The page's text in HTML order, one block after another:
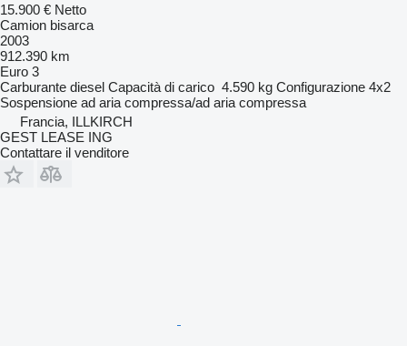
15.900 € Netto
Camion bisarca
2003
912.390 km
Euro 3
Carburante diesel Capacità di carico 4.590 kg Configurazione 4x2
Sospensione ad aria compressa/ad aria compressa
Francia, ILLKIRCH
GEST LEASE ING
Contattare il venditore